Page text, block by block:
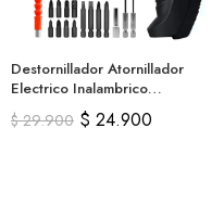
Destornillador Atornillador
Electrico Inalambrico
Recargable
$29.900 $ 24.900